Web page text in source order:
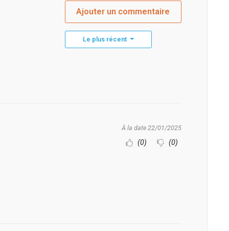
Ajouter un commentaire
Le plus récent
À la date 22/01/2025
(0) (0)